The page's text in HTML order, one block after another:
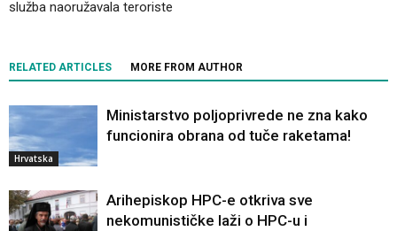
služba naoružavala teroriste
RELATED ARTICLES MORE FROM AUTHOR
Hrvatska
Ministarstvo poljoprivrede ne zna kako
funcionira obrana od tuče raketama!
Arihepiskop HPC-e otkriva sve
nekomunističke laži o HPC-u i